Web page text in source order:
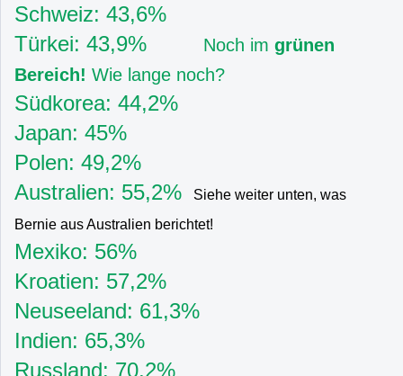
Schweiz: 43,6%
Türkei: 43,9%
Noch im grünen
Bereich! Wie lange noch?
Südkorea: 44,2%
Japan: 45%
Polen: 49,2%
Australien: 55,2%
Siehe weiter unten, was
Bernie aus Australien berichtet!
Mexiko: 56%
Kroatien: 57,2%
Neuseeland: 61,3%
Indien: 65,3%
Russland: 70,2%